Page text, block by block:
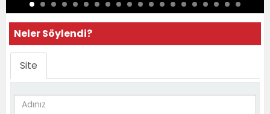
Neler Söylendi?
Site